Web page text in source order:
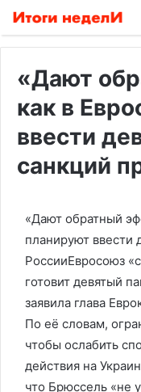
«Дают
как в
ввести
санкций
«Дают обратный
планируют ввести
РоссииЕвросоюз
готовит девятый
заявила глава
По её словам,
чтобы ослабить
действия на
что Брюссель «не